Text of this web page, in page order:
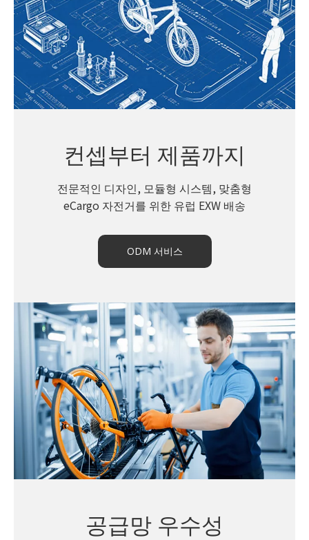
컨셉부터 제품까지
전문적인 디자인, 모듈형 시스템, 맞춤형
eCargo 자전거를 위한 유럽 EXW 배송
ODM 서비스
공급망 우수성